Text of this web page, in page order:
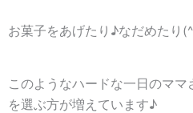
お菓子をあげたり♪なだめたり
このようなハードな一日のマ
を選ぶ方が増えています♪